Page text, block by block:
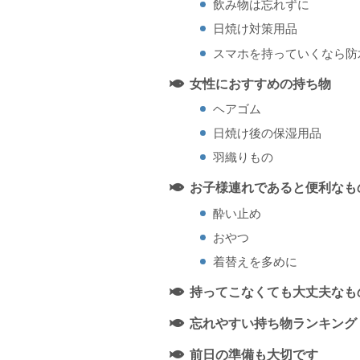
飲み物は忘れずに
日焼け対策用品
スマホを持っていくなら
女性におすすめの持ち物
ヘアゴム
日焼け後の保湿用品
羽織りもの
お子様連れであると便利なも
酔い止め
おやつ
着替えを多めに
持ってこなくても大丈夫なも
忘れやすい持ち物ランキング
前日の準備も大切です